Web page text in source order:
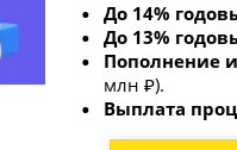
До 14%
До 13%
Пополнение
млн ₽).
Выплата